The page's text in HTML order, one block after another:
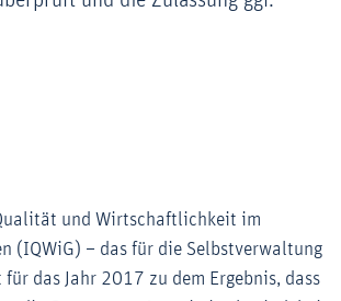
und Wirtschaftlichkeit im
(IQWiG) – das für die Selbstverwaltung
das Jahr 2017 zu dem Ergebnis, dass